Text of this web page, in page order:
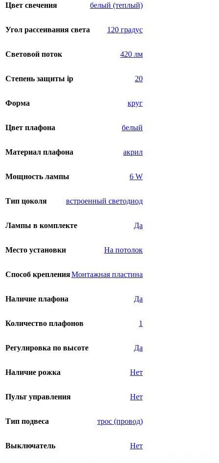
Цвет свечения белый (теплый)
Угол рассеивания света 120 градус
Световой поток 420 лм
Степень защиты ip 20
Форма круг
Цвет плафона белый
Материал плафона акрил
Мощность лампы 6 W
Тип цоколя встроенный светодиод
Лампы в комплекте Да
Место установки На потолок
Способ крепленияМонтажная пластина
Наличие плафона Да
Количество плафонов 1
Регулировка по высоте Да
Наличие рожка Нет
Пульт управления Нет
Тип подвеса трос (провод)
Выключатель Нет